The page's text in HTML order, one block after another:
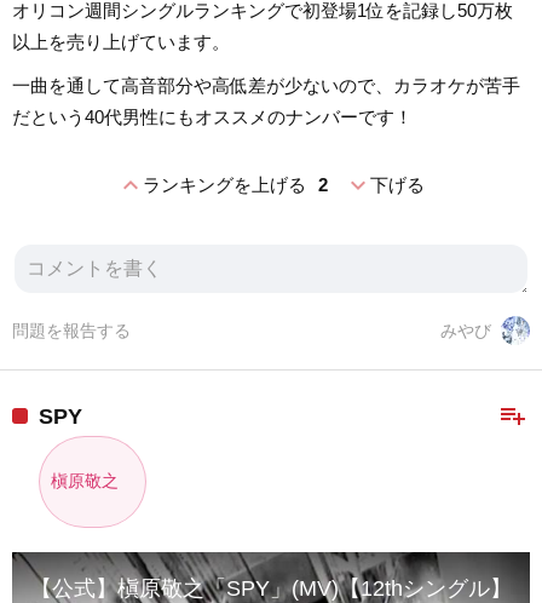
オリコン週間シングルランキングで初登場1位を記録し50万枚
以上を売り上げています。
一曲を通して高音部分や高低差が少ないので、カラオケが苦手
だという40代男性にもオススメのナンバーです！
expand_lessランキングを上げる 2 expand_more下げる
みやび
問題を報告する
playlist_add
SPY
槇原敬之
【公式】槇原敬之「SPY」(MV)【12thシングル】